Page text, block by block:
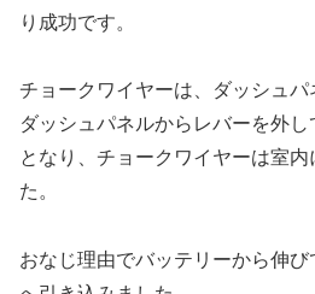
り成功です。
チョークワイヤーは、ダッシュパ
ダッシュパネルからレバーを外
となり、チョークワイヤーは室
た。
おなじ理由でバッテリーから伸